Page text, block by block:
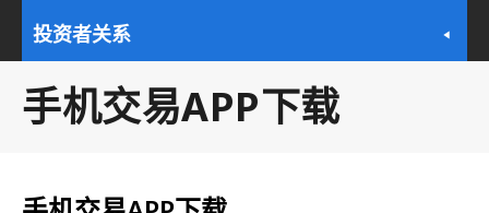
投资者关系
手机交易APP下载